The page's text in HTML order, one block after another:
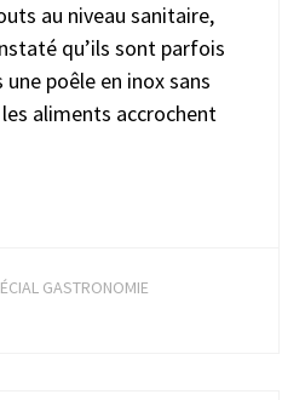
au niveau sanitaire,
qu’ils sont parfois
poêle en inox sans
aliments accrochent
GASTRONOMIE